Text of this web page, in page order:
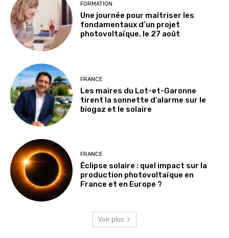
FORMATION
Une journée pour maîtriser les
fondamentaux d’un projet
photovoltaïque, le 27 août
FRANCE
Les maires du Lot-et-Garonne
tirent la sonnette d’alarme sur le
biogaz et le solaire
FRANCE
Éclipse solaire : quel impact sur la
production photovoltaïque en
France et en Europe ?
Voir plus